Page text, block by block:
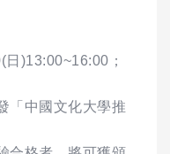
)13:00~16:00；
「中國文化大學推